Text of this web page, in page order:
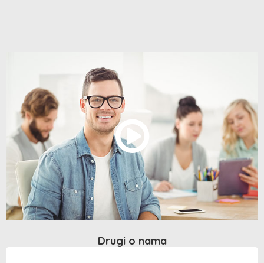
Drugi o nama